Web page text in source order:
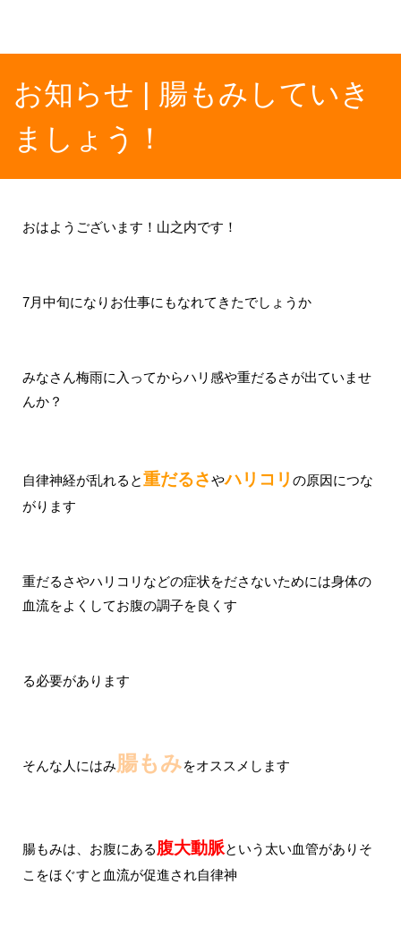
お知らせ | 腸もみしていき
ましょう！
おはようございます！山之内です！
7月中旬になりお仕事にもなれてきたでしょうか
みなさん梅雨に入ってからハリ感や重だるさが出ていませ
んか？
自律神経が乱れると重だるさやハリコリ の原因につな
がります
重だるさやハリコリなどの症状をださないためには身体の
血流をよくしてお腹の調子を良くす
る必要があります
そんな人にはみ腸もみをオススメします
腸もみは、お腹にある腹大動脈という太い血管がありそ
こをほぐすと血流が促進され自律神